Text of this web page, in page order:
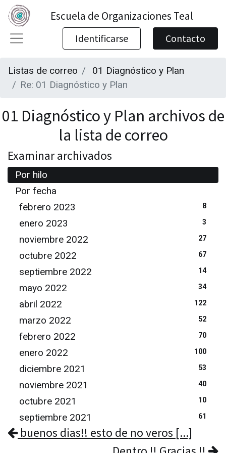
Escuela de Organizaciones Teal
Identificarse Contacto
Listas de correo
01 Diagnóstico y Plan
Re: 01 Diagnóstico y Plan
01 Diagnóstico y Plan archivos de
la lista de correo
Examinar archivados
Por hilo
Por fecha
febrero 2023
8
enero 2023 3
noviembre 2022 27
octubre 2022 67
septiembre 2022 14
mayo 2022 34
abril 2022 122
marzo 2022 52
febrero 2022 70
enero 2022 100
diciembre 2021 53
noviembre 2021 40
octubre 2021 10
septiembre 2021 61
buenos dias!! esto de no veros [...]